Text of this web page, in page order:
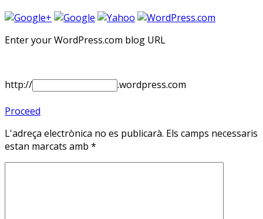
Enter your WordPress.com blog URL
http:// .wordpress.com
Proceed
L'adreça electrònica no es publicarà. Els camps necessaris
estan marcats amb *